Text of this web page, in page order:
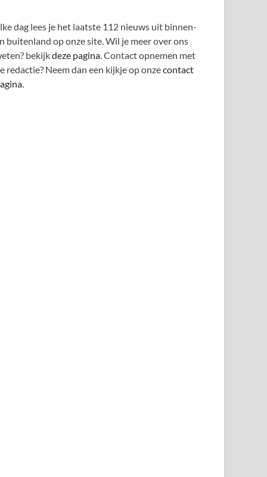
dag lees je het laatste 112 nieuws uit binnen-
buitenland op onze site. Wil je meer over ons
bekijkdeze pagina. Contact opnemen met
redactie? Neem dan een kijkje op onzecontact